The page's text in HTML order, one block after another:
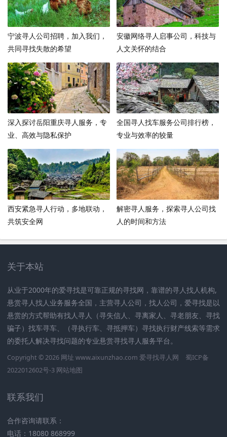
宁波寻人公司招聘，加入我们，
共同寻找失散的希望
安徽网络寻人启事公司，科技与
人文关怀的结合
深入探讨岳阳重庆寻人服务，专
业、高效与隐私保护
全国寻人找车服务公司排行榜，
专业与效率的较量
西安紧急寻人行动，多地联动，
共筑安全网
解密寻人服务，探索寻人公司找
人的时间和方法
关于本站
从业于2000年的爱寻找是可靠正规的寻找网，靠谱的寻人找人机构,
悬赏寻人找人业务服务全国，主营寻人公司，找人公司，爱寻找是以
悬赏的方式帮助有找人寻人（寻失信人、寻离家人、寻老朋友、寻找
骗子）找车寻车、（寻执行车、寻抵押车）寻找执行财产线索等需求
的委托人解决寻找问题的专业悬赏寻找寻人服务平台。
Copyright © 2026 网址 www.aixunzhao.com 爱寻找寻人网
蜀ICP备
2022012602号-3 网站地图
联系我们
合作咨询请联系：
电话：18080 868999